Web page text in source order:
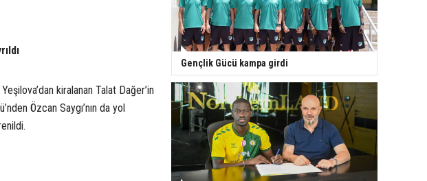
kiralanan Talat Dağer’in
Özcan Saygı’nın da yol
Gençlik Gücü kampa girdi